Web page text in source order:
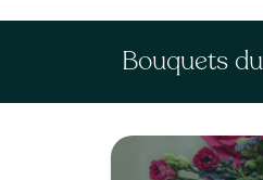
Bouquets